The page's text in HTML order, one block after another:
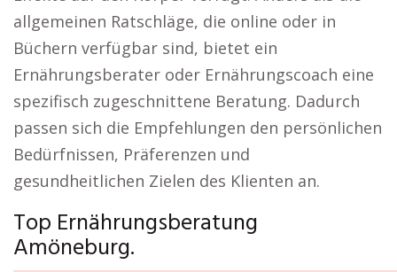
allgemeinen Ratschläge, die online oder in
Büchern verfügbar sind, bietet ein
Ernährungsberater oder Ernährungscoach eine
spezifisch zugeschnittene Beratung. Dadurch
passen sich die Empfehlungen den persönlichen
Bedürfnissen, Präferenzen und
gesundheitlichen Zielen des Klienten an.
Top Ernährungsberatung
Amöneburg.